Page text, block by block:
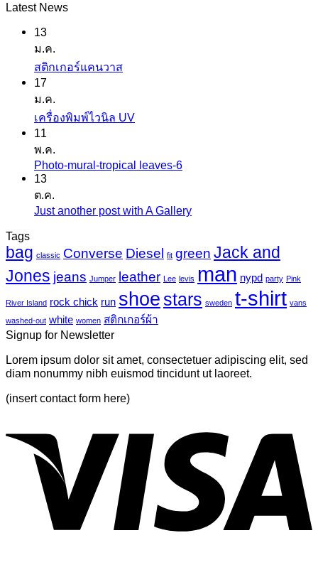
Latest News
13
ม.ค.
สติกเกอร์แคนวาสไม่มี
บน
นวาส
17
ม.ค.
เครื่องพิมพ์ไวนิล UVไม่มี
บน
ไว
11
พ.ค.
Photo-mural-tropical leaves-6ไม่มี
mural-
tropical
leaves-
13
ต.ค.
Just another post with A Galleryไม่มี
เห็น
บน
Just
another
post
Tags
bag classic Converse Diesel fit green Jack and
Jones jeans Jumper leather Lee levis man nypd party Pink
River Island rock chick run shoe stars sweden t-shirt vans
washed-out white women สติกเกอร์ผ้า
Signup for Newsletter
Lorem ipsum dolor sit amet, consectetuer adipiscing elit, sed
diam nonummy nibh euismod tincidunt ut laoreet.
(insert contact form here)